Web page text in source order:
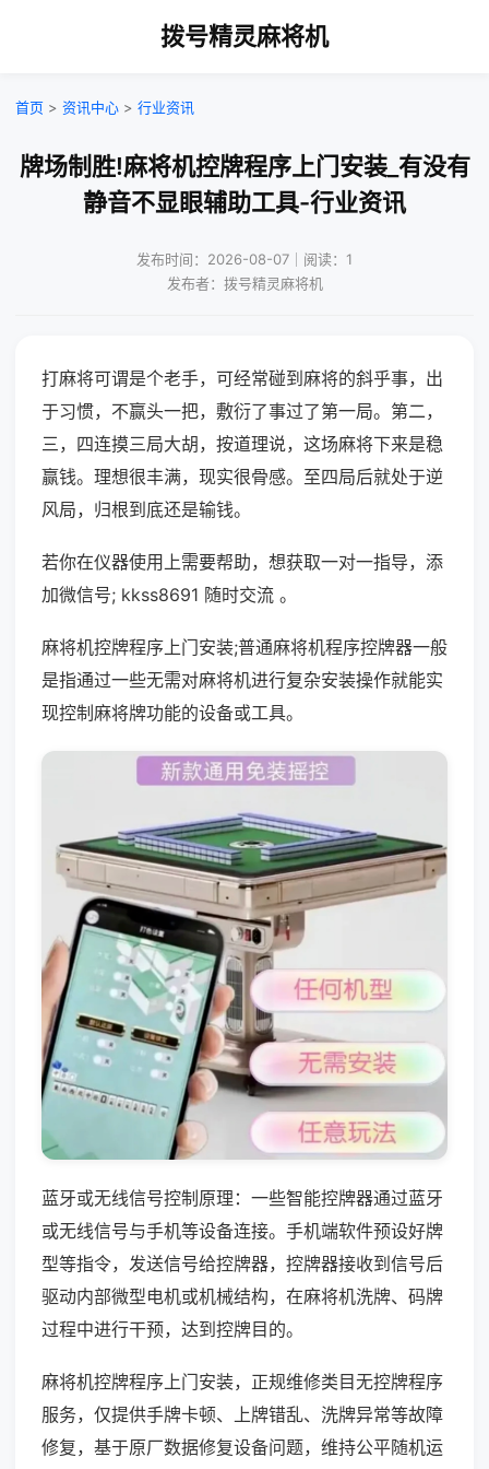
拨号精灵麻将机
首页 > 资讯中心 > 行业资讯
牌场制胜!麻将机控牌程序上门安装_有没有
静音不显眼辅助工具-行业资讯
发布时间：2026-08-07｜阅读：1
发布者：拨号精灵麻将机
打麻将可谓是个老手，可经常碰到麻将的斜乎事，出
于习惯，不赢头一把，敷衍了事过了第一局。第二，
三，四连摸三局大胡，按道理说，这场麻将下来是稳
赢钱。理想很丰满，现实很骨感。至四局后就处于逆
风局，归根到底还是输钱。
若你在仪器使用上需要帮助，想获取一对一指导，添
加微信号; kkss8691 随时交流 。
麻将机控牌程序上门安装;普通麻将机程序控牌器一般
是指通过一些无需对麻将机进行复杂安装操作就能实
现控制麻将牌功能的设备或工具。
蓝牙或无线信号控制原理：一些智能控牌器通过蓝牙
或无线信号与手机等设备连接。手机端软件预设好牌
型等指令，发送信号给控牌器，控牌器接收到信号后
驱动内部微型电机或机械结构，在麻将机洗牌、码牌
过程中进行干预，达到控牌目的。
麻将机控牌程序上门安装，正规维修类目无控牌程序
服务，仅提供手牌卡顿、上牌错乱、洗牌异常等故障
修复，基于原厂数据修复设备问题，维持公平随机运